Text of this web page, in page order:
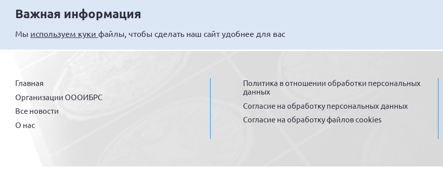
Важная информация
Мы используем куки файлы, чтобы сделать наш сайт удобнее для вас
Главная
Организации ОООИБРС
Все новости
О нас
Политика в отношении обработки персональных
данных
Согласие на обработку персональных данных
Согласие на обработку файлов cookies